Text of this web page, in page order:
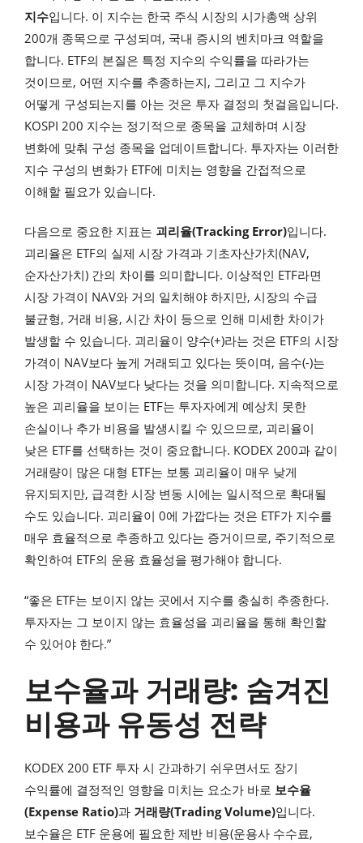
지수입니다. 이 지수는 한국 주식 시장의 시가총액 상위
200개 종목으로 구성되며, 국내 증시의 벤치마크 역할을
합니다. ETF의 본질은 특정 지수의 수익률을 따라가는
것이므로, 어떤 지수를 추종하는지, 그리고 그 지수가
어떻게 구성되는지를 아는 것은 투자 결정의 첫걸음입니다.
KOSPI 200 지수는 정기적으로 종목을 교체하며 시장
변화에 맞춰 구성 종목을 업데이트합니다. 투자자는 이러한
지수 구성의 변화가 ETF에 미치는 영향을 간접적으로
이해할 필요가 있습니다.
다음으로 중요한 지표는 괴리율(Tracking Error)입니다.
괴리율은 ETF의 실제 시장 가격과 기초자산가치(NAV,
순자산가치) 간의 차이를 의미합니다. 이상적인 ETF라면
시장 가격이 NAV와 거의 일치해야 하지만, 시장의 수급
불균형, 거래 비용, 시간 차이 등으로 인해 미세한 차이가
발생할 수 있습니다. 괴리율이 양수(+)라는 것은 ETF의 시장
가격이 NAV보다 높게 거래되고 있다는 뜻이며, 음수(-)는
시장 가격이 NAV보다 낮다는 것을 의미합니다. 지속적으로
높은 괴리율을 보이는 ETF는 투자자에게 예상치 못한
손실이나 추가 비용을 발생시킬 수 있으므로, 괴리율이
낮은 ETF를 선택하는 것이 중요합니다. KODEX 200과 같이
거래량이 많은 대형 ETF는 보통 괴리율이 매우 낮게
유지되지만, 급격한 시장 변동 시에는 일시적으로 확대될
수도 있습니다. 괴리율이 0에 가깝다는 것은 ETF가 지수를
매우 효율적으로 추종하고 있다는 증거이므로, 주기적으로
확인하여 ETF의 운용 효율성을 평가해야 합니다.
“좋은 ETF는 보이지 않는 곳에서 지수를 충실히 추종한다.
투자자는 그 보이지 않는 효율성을 괴리율을 통해 확인할
수 있어야 한다.”
보수율과 거래량: 숨겨진
비용과 유동성 전략
KODEX 200 ETF 투자 시 간과하기 쉬우면서도 장기
수익률에 결정적인 영향을 미치는 요소가 바로 보수율
(Expense Ratio)과 거래량(Trading Volume)입니다.
보수율은 ETF 운용에 필요한 제반 비용(운용사 수수료,